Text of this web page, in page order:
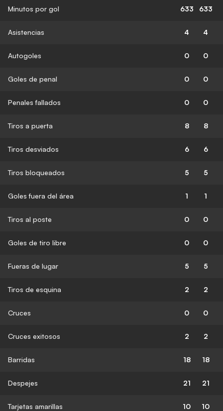
Minutos por gol 633 633
Asistencias 4 4
Autogoles 0 0
Goles de penal 0 0
Penales fallados 0 0
Tiros a puerta 8 8
Tiros desviados 6 6
Tiros bloqueados 5 5
Goles fuera del área 1 1
Tiros al poste 0 0
Goles de tiro libre 0 0
Fueras de lugar 5 5
Tiros de esquina 2 2
Cruces 0 0
Cruces exitosos 2 2
Barridas 18 18
Despejes 21 21
Tarjetas amarillas 10 10